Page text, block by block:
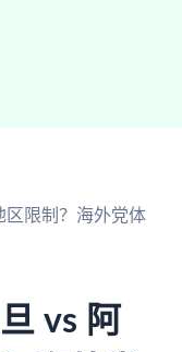
区限制？海外党体
vs 阿